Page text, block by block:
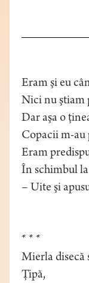
Eram şi eu
Nici nu ştiam
Dar aşa o
Copacii m-au
Eram
În schimbul
– Uite şi
* * *
Mierla disecă
Ţipă,